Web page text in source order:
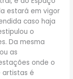
estará em vigor
caso haja
o
Da mesma
as
onde o
artistas é